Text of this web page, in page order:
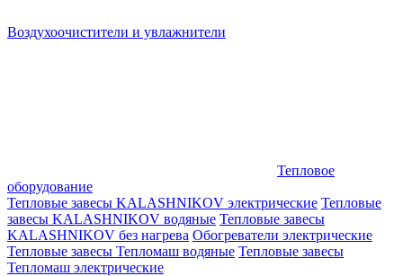
Воздухоочистители и увлажнители
Тепловое
оборудование
Тепловые завесы KALASHNIKOV электрические Тепловые
завесы KALASHNIKOV водяные Тепловые завесы
KALASHNIKOV без нагрева Обогреватели электрические
Тепловые завесы Тепломаш водяные Тепловые завесы
Тепломаш электрические